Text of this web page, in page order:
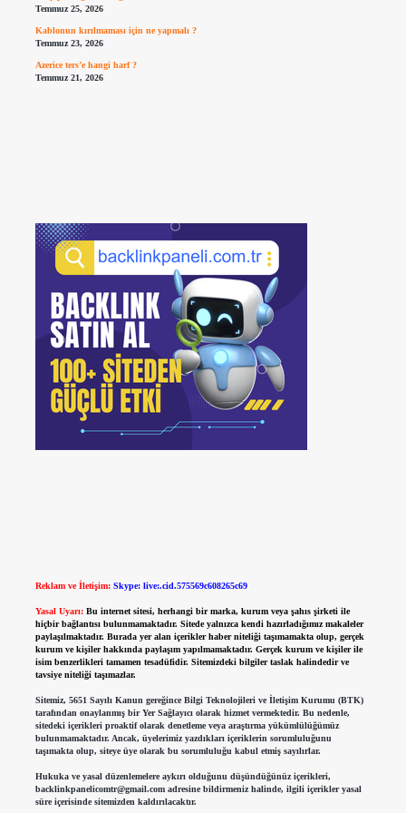
Temmuz 25, 2026
Kablonun kırılmaması için ne yapmalı ?
Temmuz 23, 2026
Azerice ters’e hangi harf ?
Temmuz 21, 2026
Reklam ve İletişim: Skype: live:.cid.575569c608265c69
Yasal Uyarı: Bu internet sitesi, herhangi bir marka, kurum veya şahıs şirketi ile
hiçbir bağlantısı bulunmamaktadır. Sitede yalnızca kendi hazırladığımız makaleler
paylaşılmaktadır. Burada yer alan içerikler haber niteliği taşımamakta olup, gerçek
kurum ve kişiler hakkında paylaşım yapılmamaktadır. Gerçek kurum ve kişiler ile
isim benzerlikleri tamamen tesadüfidir. Sitemizdeki bilgiler taslak halindedir ve
tavsiye niteliği taşımazlar.
Sitemiz, 5651 Sayılı Kanun gereğince Bilgi Teknolojileri ve İletişim Kurumu (BTK)
tarafından onaylanmış bir Yer Sağlayıcı olarak hizmet vermektedir. Bu nedenle,
sitedeki içerikleri proaktif olarak denetleme veya araştırma yükümlülüğümüz
bulunmamaktadır. Ancak, üyelerimiz yazdıkları içeriklerin sorumluluğunu
taşımakta olup, siteye üye olarak bu sorumluluğu kabul etmiş sayılırlar.
Hukuka ve yasal düzenlemelere aykırı olduğunu düşündüğünüz içerikleri,
backlinkpanelicomtr@gmail.comadresine bildirmeniz halinde, ilgili içerikler yasal
süre içerisinde sitemizden kaldırılacaktır.